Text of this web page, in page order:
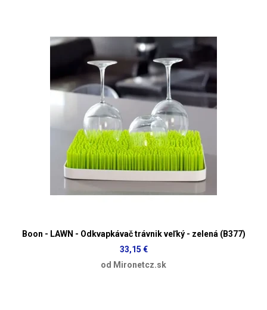
Boon - LAWN - Odkvapkávač trávnik veľký - zelená (B377)
33,15 €
od Mironetcz.sk